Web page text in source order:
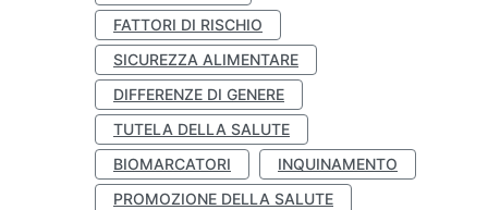
FATTORI DI RISCHIO
SICUREZZA ALIMENTARE
DIFFERENZE DI GENERE
TUTELA DELLA SALUTE
BIOMARCATORI
INQUINAMENTO
PROMOZIONE DELLA SALUTE